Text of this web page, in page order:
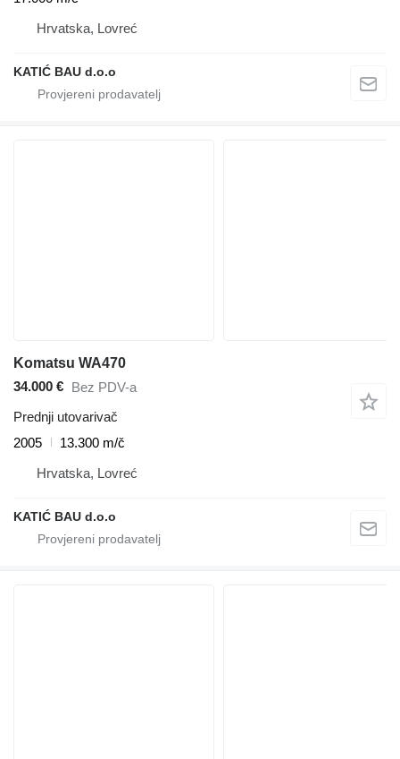
Hrvatska, Lovreć
KATIĆ BAU d.o.o
Komatsu WA470
34.000 € Bez PDV-a
Prednji utovarivač
2005
13.300 m/č
Hrvatska, Lovreć
KATIĆ BAU d.o.o